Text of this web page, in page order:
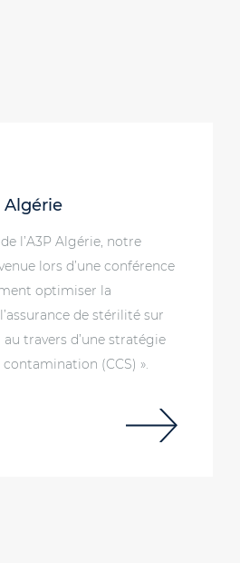
Algérie
l’A3P Algérie, notre
lors d’une conférence
optimiser la
de stérilité sur
travers d’une stratégie
(CCS) ».